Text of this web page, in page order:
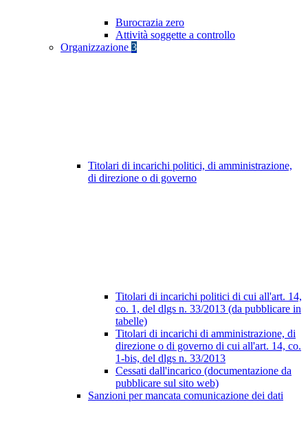
Burocrazia zero
Attività soggette a controllo
Organizzazione 3
Titolari di incarichi politici, di amministrazione,
di direzione o di governo
Titolari di incarichi politici di cui all'art. 14,
co. 1, del dlgs n. 33/2013 (da pubblicare in
tabelle)
Titolari di incarichi di amministrazione, di
direzione o di governo di cui all'art. 14, co.
1-bis, del dlgs n. 33/2013
Cessati dall'incarico (documentazione da
pubblicare sul sito web)
Sanzioni per mancata comunicazione dei dati